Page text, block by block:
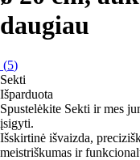
daugiau
(5)
Sekti
Išparduota
Spustelėkite Sekti ir mes
įsigyti.
Išskirtinė išvaizda,
meistriškumas ir